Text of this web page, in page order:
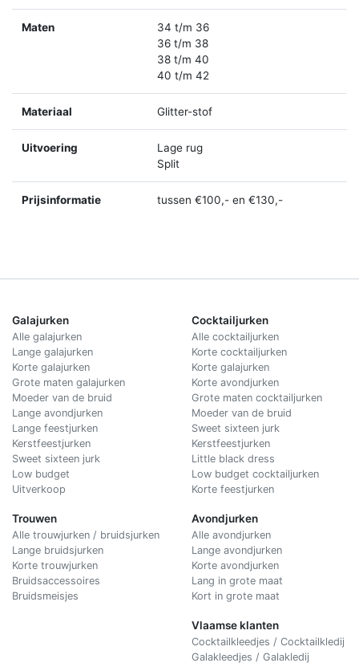
Maten
34 t/m 36
36 t/m 38
38 t/m 40
40 t/m 42
Materiaal Glitter-stof
Uitvoering
Lage rug
Split
Prijsinformatie tussen €100,- en €130,-
Galajurken
Alle galajurken
Lange galajurken
Korte galajurken
Grote maten galajurken
Moeder van de bruid
Lange avondjurken
Lange feestjurken
Kerstfeestjurken
Sweet sixteen jurk
Low budget
Uitverkoop
Trouwen
Alle trouwjurken / bruidsjurken
Lange bruidsjurken
Korte trouwjurken
Bruidsaccessoires
Bruidsmeisjes
Cocktailjurken
Alle cocktailjurken
Korte cocktailjurken
Korte galajurken
Korte avondjurken
Grote maten cocktailjurken
Moeder van de bruid
Sweet sixteen jurk
Kerstfeestjurken
Little black dress
Low budget cocktailjurken
Korte feestjurken
Avondjurken
Alle avondjurken
Lange avondjurken
Korte avondjurken
Lang in grote maat
Kort in grote maat
Vlaamse klanten
Cocktailkleedjes / Cocktailkledij
Galakleedjes / Galakledij